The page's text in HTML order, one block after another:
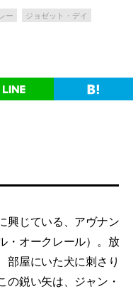
ー
ジョゼット・デイ
興じている、アヴナン
・オークレール）。放
部屋にいた犬に刺さり
の鋭い矢は、ジャン・